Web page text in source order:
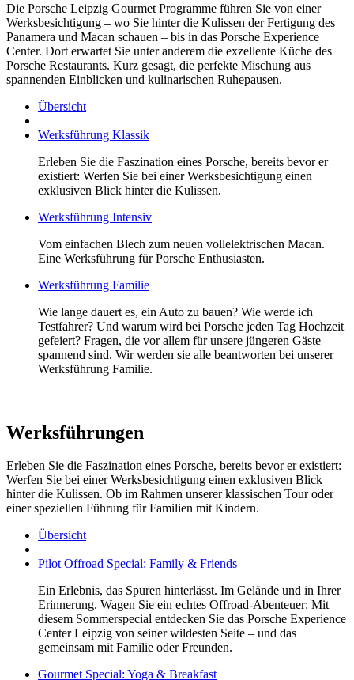
Die Porsche Leipzig Gourmet Programme führen Sie von einer
Werksbesichtigung – wo Sie hinter die Kulissen der Fertigung des
Panamera und Macan schauen – bis in das Porsche Experience
Center. Dort erwartet Sie unter anderem die exzellente Küche des
Porsche Restaurants. Kurz gesagt, die perfekte Mischung aus
spannenden Einblicken und kulinarischen Ruhepausen.
Übersicht
Werksführung Klassik
Erleben Sie die Faszination eines Porsche, bereits bevor er
existiert: Werfen Sie bei einer Werksbesichtigung einen
exklusiven Blick hinter die Kulissen.
Werksführung Intensiv
Vom einfachen Blech zum neuen vollelektrischen Macan.
Eine Werksführung für Porsche Enthusiasten.
Werksführung Familie
Wie lange dauert es, ein Auto zu bauen? Wie werde ich
Testfahrer? Und warum wird bei Porsche jeden Tag Hochzeit
gefeiert? Fragen, die vor allem für unsere jüngeren Gäste
spannend sind. Wir werden sie alle beantworten bei unserer
Werksführung Familie.
Werksführungen
Erleben Sie die Faszination eines Porsche, bereits bevor er existiert:
Werfen Sie bei einer Werksbesichtigung einen exklusiven Blick
hinter die Kulissen. Ob im Rahmen unserer klassischen Tour oder
einer speziellen Führung für Familien mit Kindern.
Übersicht
Pilot Offroad Special: Family & Friends
Ein Erlebnis, das Spuren hinterlässt. Im Gelände und in Ihrer
Erinnerung. Wagen Sie ein echtes Offroad-Abenteuer: Mit
diesem Sommerspecial entdecken Sie das Porsche Experience
Center Leipzig von seiner wildesten Seite – und das
gemeinsam mit Familie oder Freunden.
Gourmet Special: Yoga & Breakfast